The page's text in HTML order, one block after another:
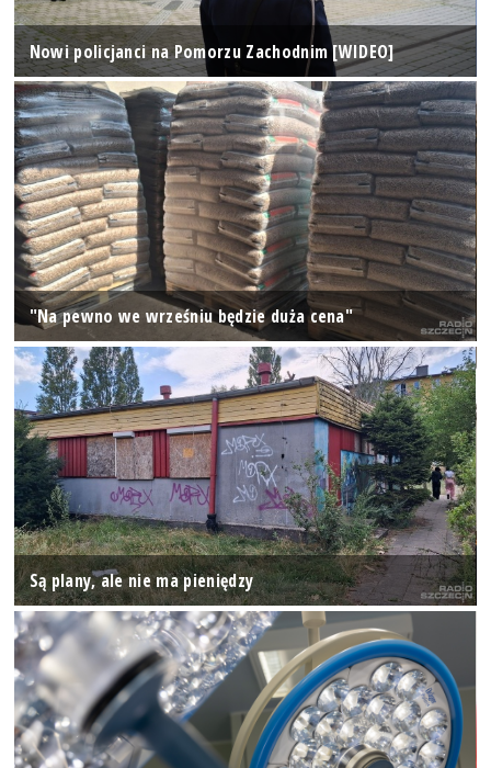
Nowi policjanci na Pomorzu Zachodnim [WIDEO]
"Na pewno we wrześniu będzie duża cena"
Są plany, ale nie ma pieniędzy